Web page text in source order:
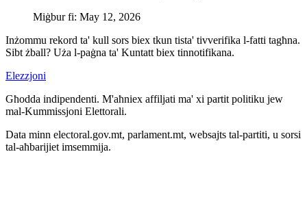
Miġbur fi: May 12, 2026
Inżommu rekord ta' kull sors biex tkun tista' tivverifika l-fatti tagħna.
Sibt żball? Uża l-paġna ta' Kuntatt biex tinnotifikana.
Elezzjoni
Għodda indipendenti. M'aħniex affiljati ma' xi partit politiku jew
mal-Kummissjoni Elettorali.
Data minn electoral.gov.mt, parlament.mt, websajts tal-partiti, u sorsi
tal-aħbarijiet imsemmija.